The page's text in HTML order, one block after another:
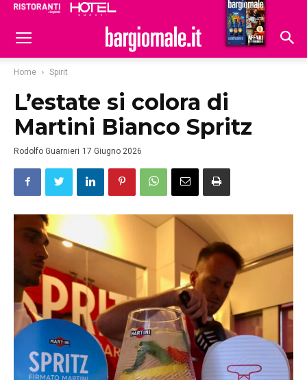
Hoteldomani
Home Spirit
L’estate si colora di
Martini Bianco Spritz
Rodolfo Guarnieri 17 Giugno 2026